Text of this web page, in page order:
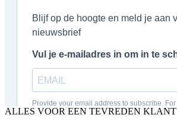
ALLES VOOR EEN TEVREDEN KLANT